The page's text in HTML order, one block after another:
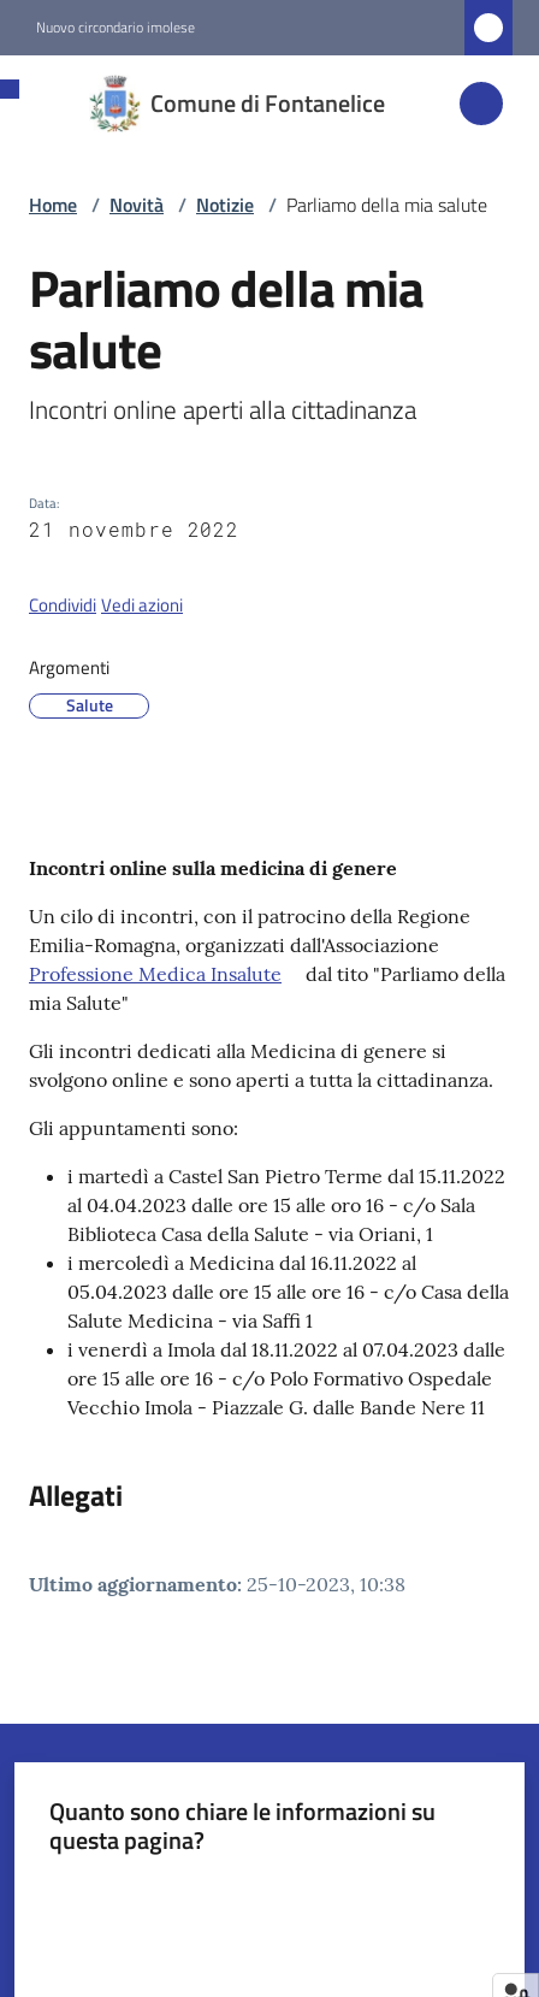
Nuovo circondario imolese
Comune di Fontanelice
Fontanelice
Amministrazione
Novità
Menu selezionato
on-
line
Seguici
su
Home / Novità / Notizie / Parliamo della mia salute
Salta al contenuto
Parliamo della mia
salute
Incontri online aperti alla cittadinanza
Data:
21 novembre 2022
CondividiVedi azioni
Argomenti
Salute
Contenuto
Incontri online sulla medicina di genere
Un cilo di incontri, con il patrocino della Regione
Emilia-Romagna, organizzati dall'Associazione
Professione Medica Insalute
dal tito "Parliamo della
mia Salute"
Gli incontri dedicati alla Medicina di genere si
svolgono online e sono aperti a tutta la cittadinanza.
Gli appuntamenti sono:
i martedì a Castel San Pietro Terme dal 15.11.2022
al 04.04.2023 dalle ore 15 alle oro 16 - c/o Sala
Biblioteca Casa della Salute - via Oriani, 1
i mercoledì a Medicina dal 16.11.2022 al
05.04.2023 dalle ore 15 alle ore 16 - c/o Casa della
Salute Medicina - via Saffi 1
i venerdì a Imola dal 18.11.2022 al 07.04.2023 dalle
ore 15 alle ore 16 - c/o Polo Formativo Ospedale
Vecchio Imola - Piazzale G. dalle Bande Nere 11
Allegati
Ultimo aggiornamento: 25-10-2023, 10:38
Quanto sono chiare le informazioni su
questa pagina?